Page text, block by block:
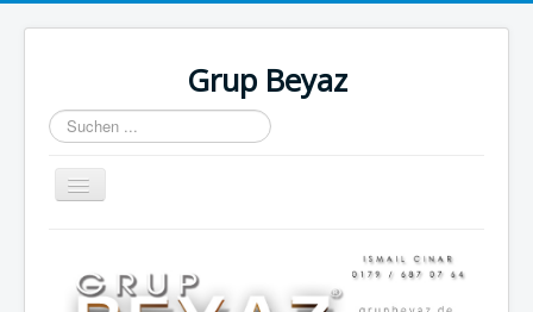
Grup Beyaz
Suchen
...
Navigation
an/aus
İletişim